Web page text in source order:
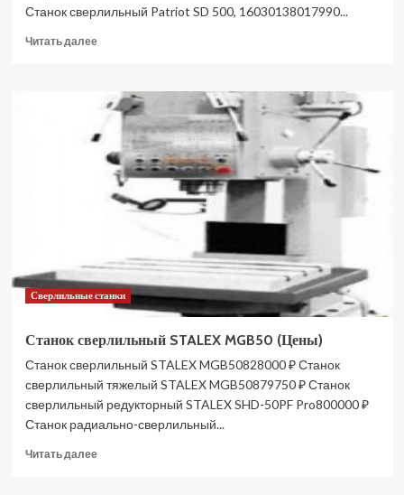
Станок сверлильный Patriot SD 500, 16030138017990...
Читать далееПрочитать
Станок
сверлильный
PATRIOT
SD
150
160301360
(Цены)
Сверлильные станки
Станок сверлильный STALEX MGB50 (Цены)
Станок сверлильный STALEX MGB50828000 ₽ Станок
сверлильный тяжелый STALEX MGB50879750 ₽ Станок
сверлильный редукторный STALEX SHD-50PF Pro800000 ₽
Станок радиально-сверлильный...
Читать далееПрочитать